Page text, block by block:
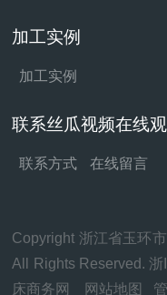
加工实例
加工实例
联系丝瓜视频在线
联系方式 在线留言
Copyright 浙江省玉环
All Rights Reserved. 浙
床商务网
网站地图